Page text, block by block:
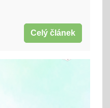
Celý článek